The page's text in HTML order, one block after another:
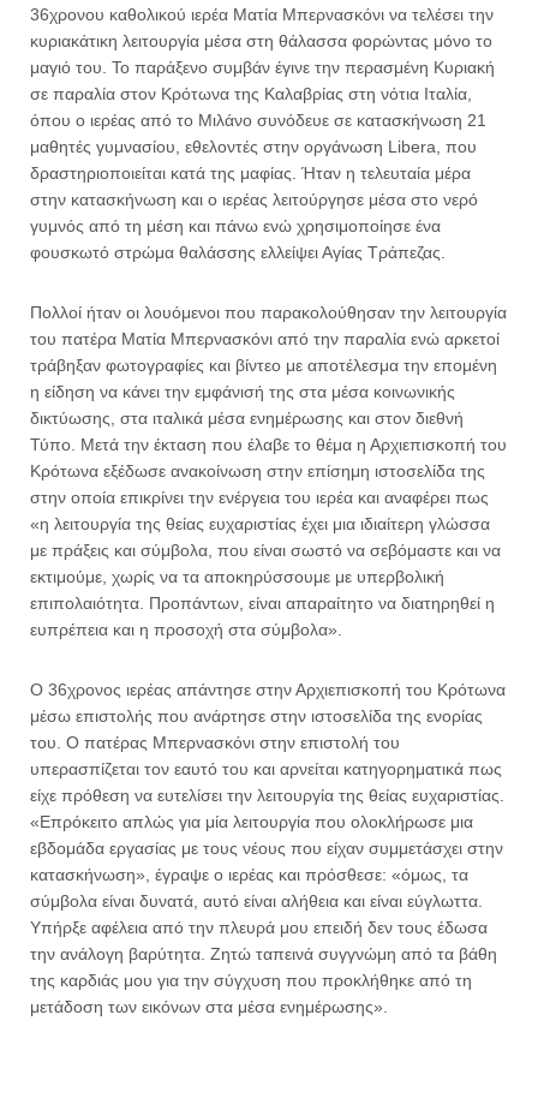
36χρονου καθολικού ιερέα Ματία Μπερνασκόνι να τελέσει την
κυριακάτικη λειτουργία μέσα στη θάλασσα φορώντας μόνο το
μαγιό του. Το παράξενο συμβάν έγινε την περασμένη Κυριακή
σε παραλία στον Κρότωνα της Καλαβρίας στη νότια Ιταλία,
όπου ο ιερέας από το Μιλάνο συνόδευε σε κατασκήνωση 21
μαθητές γυμνασίου, εθελοντές στην οργάνωση Libera, που
δραστηριοποιείται κατά της μαφίας. Ήταν η τελευταία μέρα
στην κατασκήνωση και ο ιερέας λειτούργησε μέσα στο νερό
γυμνός από τη μέση και πάνω ενώ χρησιμοποίησε ένα
φουσκωτό στρώμα θαλάσσης ελλείψει Αγίας Τράπεζας.
Πολλοί ήταν οι λουόμενοι που παρακολούθησαν την λειτουργία
του πατέρα Ματία Μπερνασκόνι από την παραλία ενώ αρκετοί
τράβηξαν φωτογραφίες και βίντεο με αποτέλεσμα την επομένη
η είδηση να κάνει την εμφάνισή της στα μέσα κοινωνικής
δικτύωσης, στα ιταλικά μέσα ενημέρωσης και στον διεθνή
Τύπο. Μετά την έκταση που έλαβε το θέμα η Αρχιεπισκοπή του
Κρότωνα εξέδωσε ανακοίνωση στην επίσημη ιστοσελίδα της
στην οποία επικρίνει την ενέργεια του ιερέα και αναφέρει πως
«η λειτουργία της θείας ευχαριστίας έχει μια ιδιαίτερη γλώσσα
με πράξεις και σύμβολα, που είναι σωστό να σεβόμαστε και να
εκτιμούμε, χωρίς να τα αποκηρύσσουμε με υπερβολική
επιπολαιότητα. Προπάντων, είναι απαραίτητο να διατηρηθεί η
ευπρέπεια και η προσοχή στα σύμβολα».
Ο 36χρονος ιερέας απάντησε στην Αρχιεπισκοπή του Κρότωνα
μέσω επιστολής που ανάρτησε στην ιστοσελίδα της ενορίας
του. Ο πατέρας Μπερνασκόνι στην επιστολή του
υπερασπίζεται τον εαυτό του και αρνείται κατηγορηματικά πως
είχε πρόθεση να ευτελίσει την λειτουργία της θείας ευχαριστίας.
«Επρόκειτο απλώς για μία λειτουργία που ολοκλήρωσε μια
εβδομάδα εργασίας με τους νέους που είχαν συμμετάσχει στην
κατασκήνωση», έγραψε ο ιερέας και πρόσθεσε: «όμως, τα
σύμβολα είναι δυνατά, αυτό είναι αλήθεια και είναι εύγλωττα.
Υπήρξε αφέλεια από την πλευρά μου επειδή δεν τους έδωσα
την ανάλογη βαρύτητα. Ζητώ ταπεινά συγγνώμη από τα βάθη
της καρδιάς μου για την σύγχυση που προκλήθηκε από τη
μετάδοση των εικόνων στα μέσα ενημέρωσης».